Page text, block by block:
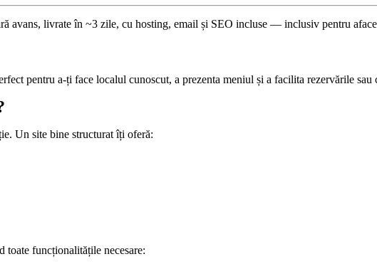
avans, livrate în ~3 zile, cu hosting, email și SEO incluse — inclusiv pentru
pentru a-ți face localul cunoscut, a prezenta meniul și a facilita rezervările sau
Un site bine structurat îți oferă:
funcționalitățile necesare: